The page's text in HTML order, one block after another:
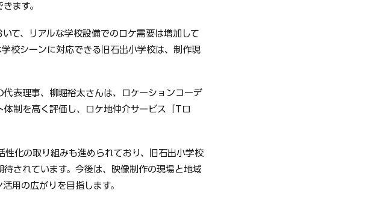
ます。
て、リアルな学校設備でのロケ需要は増加して
校シーンに対応できる旧石出小学校は、制作現
表理事、柳堀裕太さんは、ロケーションコーデ
制を高く評価し、ロケ地仲介サービス「Tロ
化の取り組みも進められており、旧石出小学校
されています。今後は、映像制作の現場と地域
用の広がりを目指します。